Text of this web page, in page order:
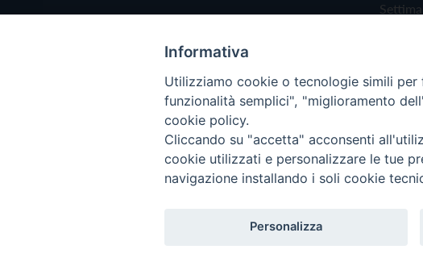
Copyright © 2019 - Tutti i diritti riservati - Vita Trentina
Informativa
Utilizziamo cookie o tecnologie simili
funzionalità semplici", "miglioramento
cookie policy.
Cliccando su "accetta" acconsenti
cookie utilizzati e personalizzare le tue
navigazione installando i soli cookie
Personalizza